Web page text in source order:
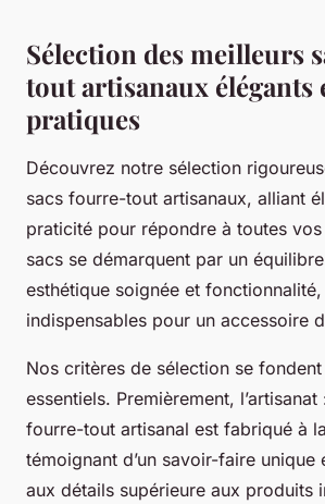
Sélection des meilleurs
tout artisanaux élégants
pratiques
Découvrez notre sélection
sacs fourre-tout artisanaux, alliant
praticité pour répondre à toutes
sacs se démarquent par un
esthétique soignée et
indispensables pour un accessoire
Nos critères de sélection se
essentiels. Premièrement,
fourre-tout artisanal est fabriqué à
témoignant d’un savoir-faire unique
aux détails supérieure aux produits